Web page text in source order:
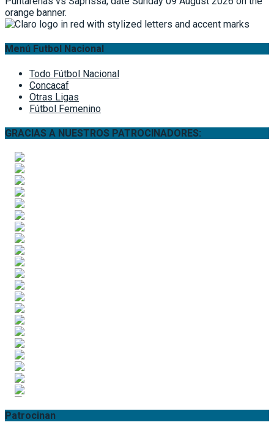
Menú Futbol Nacional
Todo Fútbol Nacional
Concacaf
Otras Ligas
Fútbol Femenino
GRACIAS A NUESTROS PATROCINADORES:
Patrocinan